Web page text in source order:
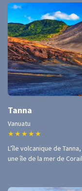
Tanna
Vanuatu
★ ★ ★ ★ ★
L’île volcanique de
une île de la mer de